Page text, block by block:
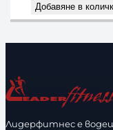
Добавяне в количката
Лидерфитнес е